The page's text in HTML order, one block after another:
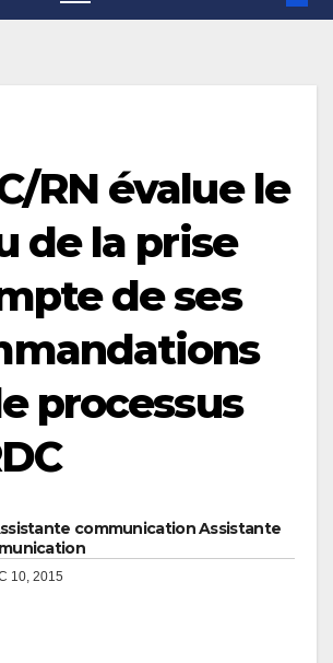
RN évalue le
de la prise
de ses
processus
communication Assistante
10, 2015